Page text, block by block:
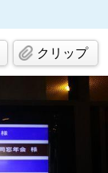
クリップ